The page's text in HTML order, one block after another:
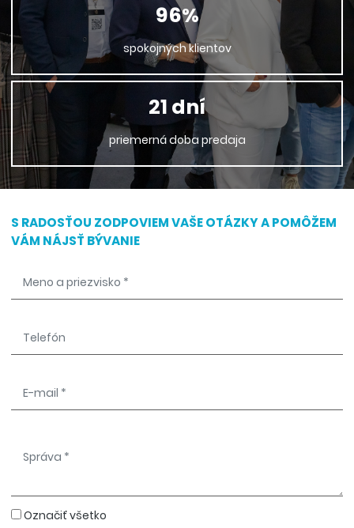
96%
spokojných klientov
21 dní
priemerná doba predaja
S RADOSŤOU ZODPOVIEM VAŠE OTÁZKY A POMÔŽEM
VÁM NÁJSŤ BÝVANIE
Označiť všetko